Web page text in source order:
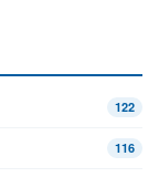
122
116